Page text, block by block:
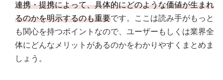
連携・提携によって、具体的にどのような価値が生まれ
るのかを明示するのも重要です。ここは読み手がもっと
も関心を持つポイントなので、ユーザーもしくは業界全
体にどんなメリットがあるのかをわかりやすくまとめま
しょう。